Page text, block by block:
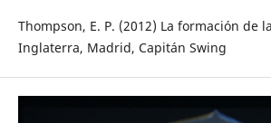
Thompson, E. P. (2012) La formación de
Inglaterra, Madrid, Capitán Swing